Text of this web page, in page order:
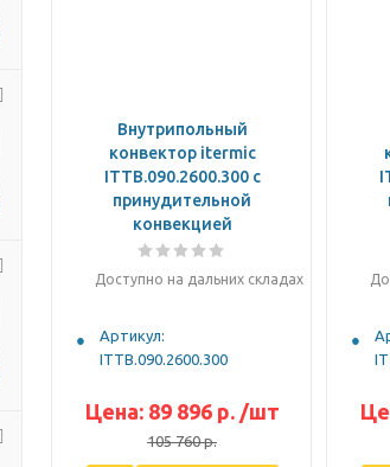
Внутрипольный
конвектор itermic
ITTB.090.2600.300 с
принудительной
конвекцией
Доступно на дальних складах
Артикул:
ITTB.090.2600.300
Цена: 89 896р. /шт
105 760р.